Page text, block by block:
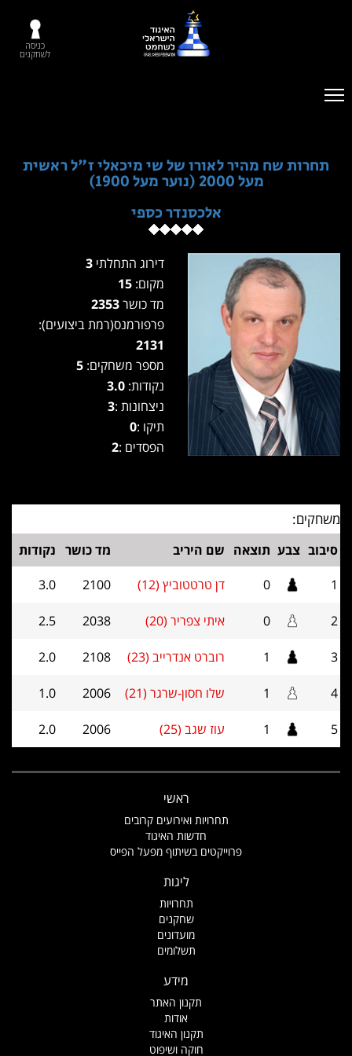
כניסה
לשחקנים
תחרות שח מהיר לאורו של שי מיכאלי ז"ל ראשית
מעל 2000 (נוער מעל 1900)
אלכסנדר כספי
דירוג התחלתי
מקום:
מד כושר
פרפורמנס(רמת ביצועים):
2131
מספר משחקים:
נקודות: 3.0
ניצחונות :3
תיקו :0
הפסדים :2
משחקים:
סיבוב צבע תוצאה שם היריב מד כושר נקודות
1
0 דן טרטטוביץ (12) 2100
3.0
2
0 איתי צפריר (20) 2038
2.5
3
1 רוברט אנדרייב (23) 2108
2.0
4
1 שלו חסון-שרגר (21) 2006
1.0
5
1 עוז שגב (25) 2006
2.0
ראשי
תחרויות ואירועים קרובים
חדשות האיגוד
פרוייקטים בשיתוף מפעל הפייס
ליגות
תחרויות
שחקנים
מועדונים
תשלומים
מידע
תקנון האתר
אודות
תקנון האיגוד
חוקה ושיפוט